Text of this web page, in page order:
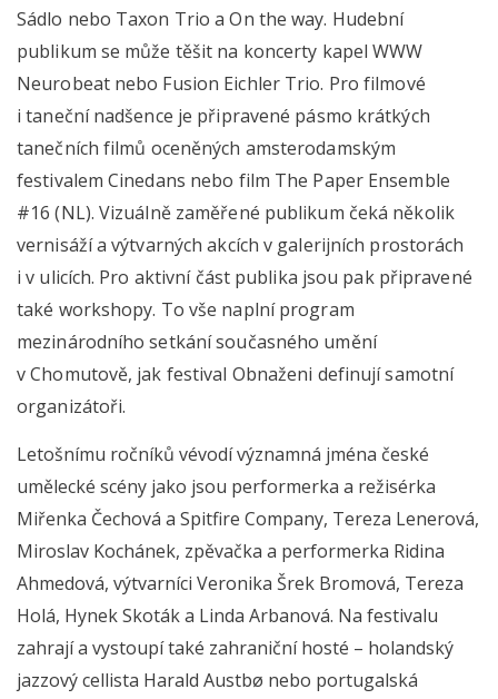
Sádlo nebo Taxon Trio a On the way. Hudební
publikum se může těšit na koncerty kapel WWW
Neurobeat nebo Fusion Eichler Trio. Pro filmové
i taneční nadšence je připravené pásmo krátkých
tanečních filmů oceněných amsterodamským
festivalem Cinedans nebo film The Paper Ensemble
#16 (NL). Vizuálně zaměřené publikum čeká několik
vernisáží a výtvarných akcích v galerijních prostorách
i v ulicích. Pro aktivní část publika jsou pak připravené
také workshopy. To vše naplní program
mezinárodního setkání současného umění
v Chomutově, jak festival Obnaženi definují samotní
organizátoři.
Letošnímu ročníků vévodí významná jména české
umělecké scény jako jsou performerka a režisérka
Miřenka Čechová a Spitfire Company, Tereza Lenerová,
Miroslav Kochánek, zpěvačka a performerka Ridina
Ahmedová, výtvarníci Veronika Šrek Bromová, Tereza
Holá, Hynek Skoták a Linda Arbanová. Na festivalu
zahrají a vystoupí také zahraniční hosté – holandský
jazzový cellista Harald Austbø nebo portugalská